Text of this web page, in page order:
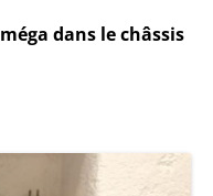
dans le châssis